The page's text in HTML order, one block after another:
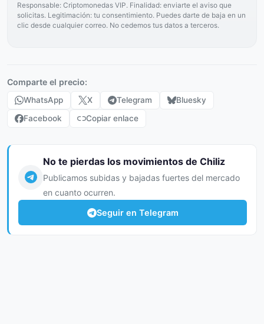
Responsable: Criptomonedas VIP. Finalidad: enviarte el aviso que
solicitas. Legitimación: tu consentimiento. Puedes darte de baja en un
clic desde cualquier correo. No cedemos tus datos a terceros.
Comparte el precio:
WhatsApp X Telegram
Bluesky
Facebook
Copiar enlace
No te pierdas los movimientos de Chiliz
Publicamos subidas y bajadas fuertes del mercado
en cuanto ocurren.
Seguir en Telegram